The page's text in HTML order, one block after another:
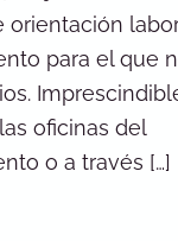
orientación
para el que
oficinas del
o a través […]